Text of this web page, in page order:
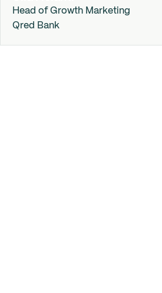
Head of Growth Marketing
Qred Bank